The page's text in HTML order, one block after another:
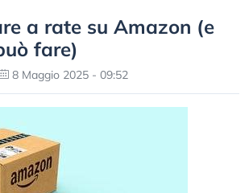
a rate su Amazon (e
fare)
8 Maggio 2025 - 09:52